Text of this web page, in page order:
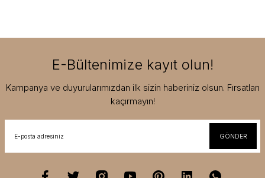
E-Bültenimize kayıt olun!
Kampanya ve duyurularımızdan ilk sizin haberiniz olsun. Fırsatları
kaçırmayın!
GÖNDER